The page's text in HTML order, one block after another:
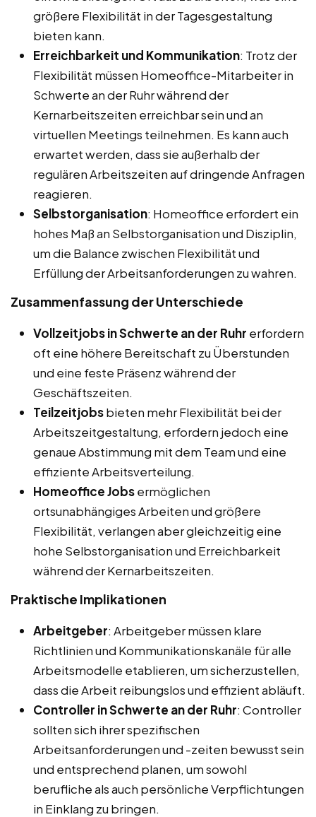
größere Flexibilität in der Tagesgestaltung
bieten kann.
Erreichbarkeit und Kommunikation: Trotz der
Flexibilität müssen Homeoffice-Mitarbeiter in
Schwerte an der Ruhr während der
Kernarbeitszeiten erreichbar sein und an
virtuellen Meetings teilnehmen. Es kann auch
erwartet werden, dass sie außerhalb der
regulären Arbeitszeiten auf dringende Anfragen
reagieren.
Selbstorganisation: Homeoffice erfordert ein
hohes Maß an Selbstorganisation und Disziplin,
um die Balance zwischen Flexibilität und
Erfüllung der Arbeitsanforderungen zu wahren.
Zusammenfassung der Unterschiede
Vollzeitjobs in Schwerte an der Ruhr erfordern
oft eine höhere Bereitschaft zu Überstunden
und eine feste Präsenz während der
Geschäftszeiten.
Teilzeitjobsbieten mehr Flexibilität bei der
Arbeitszeitgestaltung, erfordern jedoch eine
genaue Abstimmung mit dem Team und eine
effiziente Arbeitsverteilung.
Homeoffice Jobsermöglichen
ortsunabhängiges Arbeiten und größere
Flexibilität, verlangen aber gleichzeitig eine
hohe Selbstorganisation und Erreichbarkeit
während der Kernarbeitszeiten.
Praktische Implikationen
Arbeitgeber: Arbeitgeber müssen klare
Richtlinien und Kommunikationskanäle für alle
Arbeitsmodelle etablieren, um sicherzustellen,
dass die Arbeit reibungslos und effizient abläuft.
Controller in Schwerte an der Ruhr: Controller
sollten sich ihrer spezifischen
Arbeitsanforderungen und -zeiten bewusst sein
und entsprechend planen, um sowohl
berufliche als auch persönliche Verpflichtungen
in Einklang zu bringen.